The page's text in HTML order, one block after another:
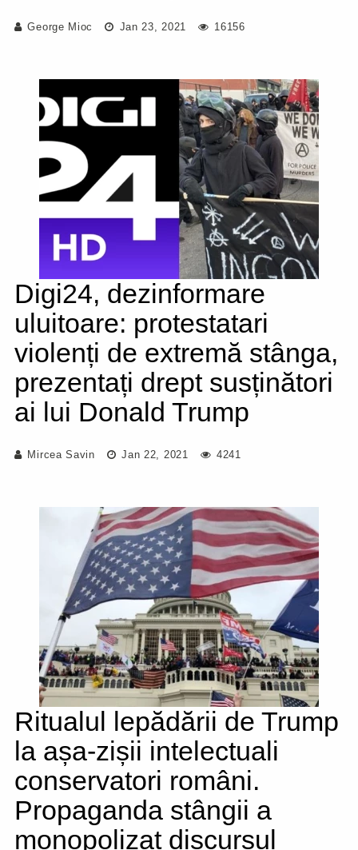
George Mioc Jan 23, 2021 16156
Digi24, dezinformare
uluitoare: protestatari
violenți de extremă stânga,
prezentați drept susținători
ai lui Donald Trump
Mircea Savin Jan 22, 2021 4241
Ritualul lepădării de Trump
la așa-zișii intelectuali
conservatori români.
Propaganda stângii a
monopolizat discursul